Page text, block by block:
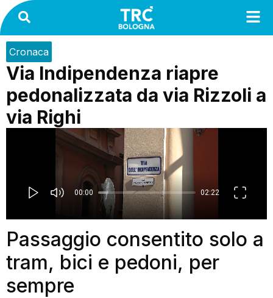
Cronaca
Via Indipendenza riapre
pedonalizzata da via Rizzoli a
via Righi
Passaggio consentito solo a
tram, bici e pedoni, per
sempre